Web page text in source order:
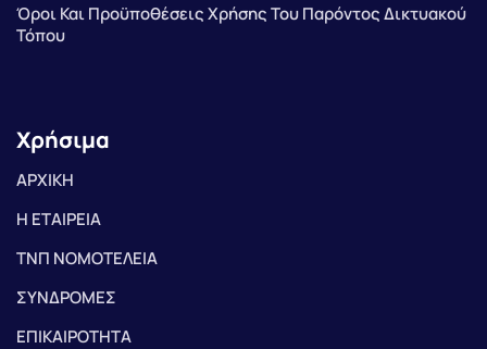
Όροι Και Προϋποθέσεις Χρήσης Του Παρόντος Δικτυακού
Τόπου
Χρήσιμα
ΑΡΧΙΚΗ
Η ΕΤΑΙΡΕΙΑ
ΤΝΠ ΝΟΜΟΤΕΛΕΙΑ
ΣΥΝΔΡΟΜΕΣ
ΕΠΙΚΑΙΡΟΤΗΤΑ